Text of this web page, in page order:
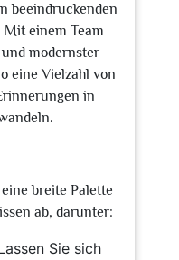
beeindruckenden
einem Team
modernster
eine Vielzahl von
in
breite Palette
ab, darunter:
Sie sich